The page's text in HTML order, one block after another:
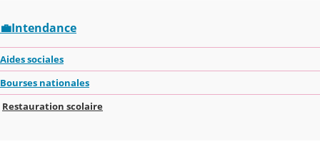
💼Intendance
Aides sociales
Bourses nationales
Restauration scolaire